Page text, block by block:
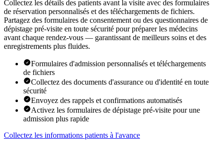
Collectez les détails des patients avant la visite avec des formulaires
de réservation personnalisés et des téléchargements de fichiers.
Partagez des formulaires de consentement ou des questionnaires de
dépistage pré-visite en toute sécurité pour préparer les médecins
avant chaque rendez-vous — garantissant de meilleurs soins et des
enregistrements plus fluides.
Formulaires d'admission personnalisés et téléchargements
de fichiers
Collectez des documents d'assurance ou d'identité en toute
sécurité
Envoyez des rappels et confirmations automatisés
Activez les formulaires de dépistage pré-visite pour une
admission plus rapide
Collectez les informations patients à l'avance